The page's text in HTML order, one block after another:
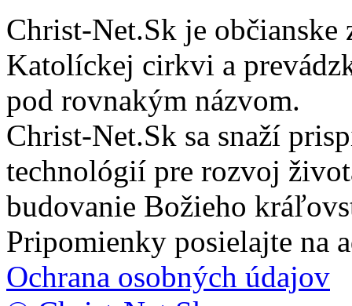
Christ-Net.Sk je
Katolíckej cirkvi a
pod rovnakým názvom.
Christ-Net.Sk sa snaží
technológií pre rozvoj
budovanie Božieho
Pripomienky posielajte na
Ochrana osobných údajov